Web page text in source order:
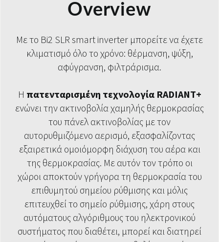
Overview
Με το Bi2 SLR smart inverter μπορείτε να έχετε
κλιματισμό όλο το χρόνο: θέρμανση, ψύξη,
αφύγρανση, φιλτράρισμα.
Η πατενταρισμένη τεχνολογία RADIANT+
ενώνει την ακτινοβολία χαμηλής θερμοκρασίας
του πάνελ ακτινοβολίας με τον
αυτορυθμιζόμενο αερισμό, εξασφαλίζοντας
εξαιρετικά ομοιόμορφη διάχυση του αέρα και
της θερμοκρασίας. Με αυτόν τον τρόπο οι
χώροι αποκτούν γρήγορα τη θερμοκρασία του
επιθυμητού σημείου ρύθμισης και μόλις
επιτευχθεί το σημείο ρύθμισης, χάρη στους
αυτόματους αλγόριθμους του ηλεκτρονικού
συστήματος που διαθέτει, μπορεί και διατηρεί